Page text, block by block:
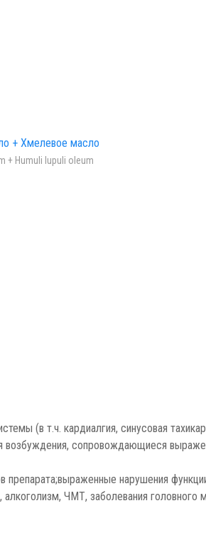
+ Хмелевое масло
+ Humuli lupuli oleum
(в т.ч. кардиалгия, синусовая
возбуждения, сопровождающиеся
нарушения
ЧМТ, заболевания головного